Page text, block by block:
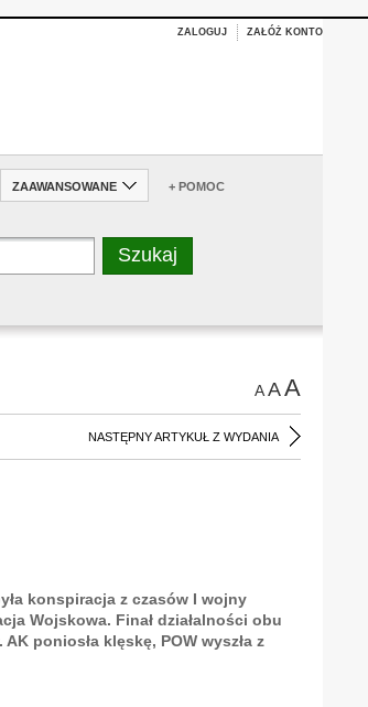
ZALOGUJ ZAŁÓŻ KONTO
ZAAWANSOWANE + POMOC
AAA
NASTĘPNY ARTYKUŁ Z WYDANIA
konspiracja z czasów I wojny
Wojskowa. Finał działalności obu
poniosła klęskę, POW wyszła z